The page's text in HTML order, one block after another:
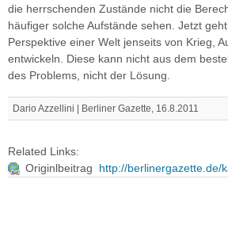
die herrschenden Zustände nicht die
häufiger solche Aufstände sehen. Jetzt
Perspektive einer Welt jenseits von Krieg,
entwickeln. Diese kann nicht aus dem
des Problems, nicht der Lösung.
Dario Azzellini | Berliner Gazette, 16.8.2011
Related Links:
Originlbeitrag
http://berlinergazette.de/